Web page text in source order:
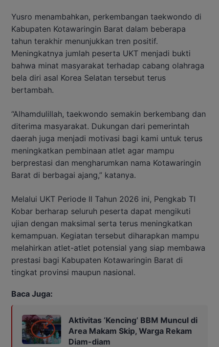
Yusro menambahkan, perkembangan taekwondo di
Kabupaten Kotawaringin Barat dalam beberapa
tahun terakhir menunjukkan tren positif.
Meningkatnya jumlah peserta UKT menjadi bukti
bahwa minat masyarakat terhadap cabang olahraga
bela diri asal Korea Selatan tersebut terus
bertambah.
“Alhamdulillah, taekwondo semakin berkembang dan
diterima masyarakat. Dukungan dari pemerintah
daerah juga menjadi motivasi bagi kami untuk terus
meningkatkan pembinaan atlet agar mampu
berprestasi dan mengharumkan nama Kotawaringin
Barat di berbagai ajang,” katanya.
Melalui UKT Periode II Tahun 2026 ini, Pengkab TI
Kobar berharap seluruh peserta dapat mengikuti
ujian dengan maksimal serta terus meningkatkan
kemampuan. Kegiatan tersebut diharapkan mampu
melahirkan atlet-atlet potensial yang siap membawa
prestasi bagi Kabupaten Kotawaringin Barat di
tingkat provinsi maupun nasional.
Baca Juga:
Aktivitas ‘Kencing’ BBM Muncul di
Area Makam Skip, Warga Rekam
Diam-diam